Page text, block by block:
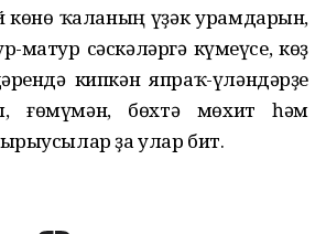
көнө ҡаланың үҙәк урамдарын,
матур сәскәләргә күмеүсе, көҙ
кипкән япраҡ-үләндәрҙе
ғөмүмән, бөхтә мөхит һәм
ҙа улар бит.